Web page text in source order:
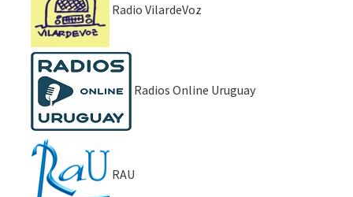
Radio VilardeVoz
Radios Online Uruguay
RAU